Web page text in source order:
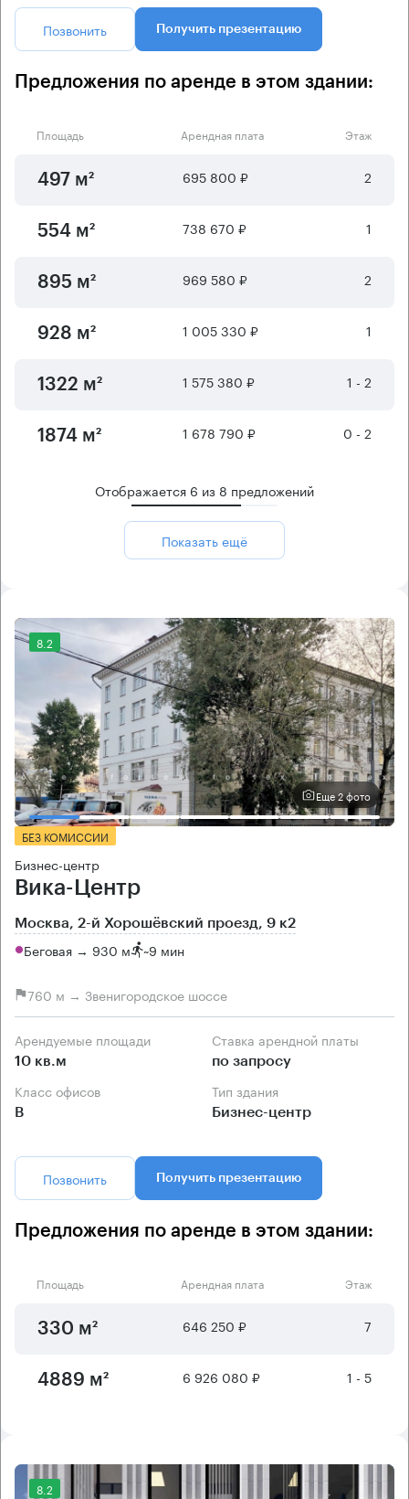
Позвонить Получить презентацию
Предложения по аренде в этом здании:
Площадь Арендная плата Этаж
497 м² 695 800 ₽ 2
554 м² 738 670 ₽ 1
895 м² 969 580 ₽ 2
928 м² 1 005 330 ₽ 1
1322 м² 1 575 380 ₽ 1 - 2
1874 м² 1 678 790 ₽ 0 - 2
Отображается 6 из 8 предложений
Показать ещё
8.2
Еще 2 фото
БЕЗ КОМИССИИ
Бизнес-центр
Вика-Центр
Москва, 2-й Хорошёвский проезд, 9 к2
Беговая → 930 м ~9 мин
760 м → Звенигородское шоссе
Арендуемые площади
10 кв.м
Ставка арендной платы
по запросу
Класс офисов
B
Тип здания
Бизнес-центр
Позвонить Получить презентацию
Предложения по аренде в этом здании:
Площадь Арендная плата Этаж
330 м² 646 250 ₽ 7
4889 м² 6 926 080 ₽ 1 - 5
8.2